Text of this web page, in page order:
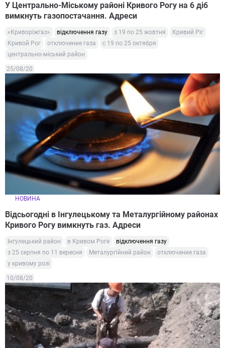
У Центрально-Міському районі Кривого Рогу на 6 діб
вимкнуть газопостачання. Адреси
«Криворіжгаз» відключення газу з 19 по 25 жовтня
Кривий Ріг
Кривой Рог
отключение газа
с 19 по 25 октября
центрально-міський район
25/08/20
НОВИНА
Відсьогодні в Інгулецькому та Металургійному районах
Кривого Рогу вимкнуть газ. Адреси
Інгулецький район в Кривом Роге
відключення газу
з 25 серпня по 11 вересня
Металургійний район
отключение газа
у кривому розі
10/08/20